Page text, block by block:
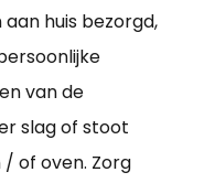
huis bezorgd,
van de
slag of stoot
of oven. Zorg